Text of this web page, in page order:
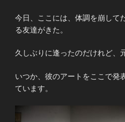
今日、ここには、体調を崩して
る友達がきた。
久しぶりに逢ったのだけれど、
いつか、彼のアートをここで発
ています。